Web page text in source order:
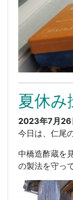
夏休み
2023年7月26
今日は、仁尾
中橋造酢蔵を
の製法を守っ